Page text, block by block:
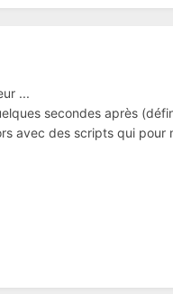
...
secondes après
avec des scripts qui